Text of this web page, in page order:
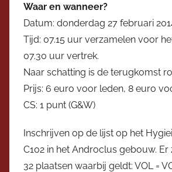
Waar en wanneer?
Datum: donderdag 27 februari
Tijd: 07.15 uur verzamelen voor
07.30 uur vertrek.
Naar schatting is de terugkomst
Prijs: 6 euro voor leden, 8 euro
CS: 1 punt (G&W)
Inschrijven op de lijst op het
C102 in het Androclus gebouw. Er
32 plaatsen waarbij geldt: VOL =